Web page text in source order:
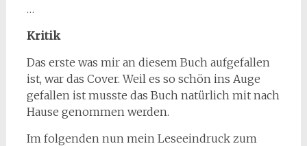
…
Kritik
Das erste was mir an diesem Buch aufgefallen
ist, war das Cover. Weil es so schön ins Auge
gefallen ist musste das Buch natürlich mit nach
Hause genommen werden.
Im folgenden nun mein Leseeindruck zum